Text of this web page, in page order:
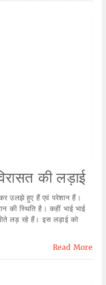
की लड़ाई
उलझे हुए हैं एवं परेशान हैं।
की स्थिति है। कहीं भाई भाई
लड़ रहे हैं। इस लड़ाई को
Read More